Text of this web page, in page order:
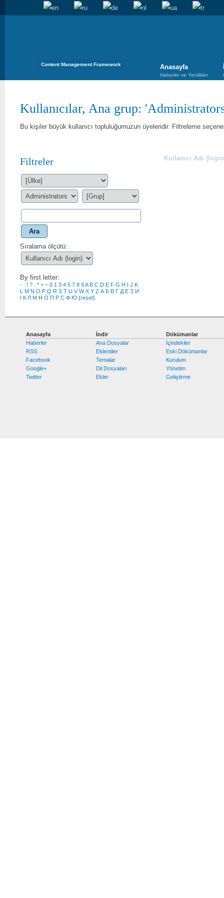
Content Management Framework Anasayfa
Haberler ve Yenilikler
Kullanıcılar, Ana grup: '
Bu kişiler büyük kullanıcı topluluğumuzun üyeleridir. Filtreleme
Filtreler
Ara
Sıralama ölçütü:
By first letter:
- : ! ? * + ~ 0 1 3 4 5 7 8 9A B C D E F G H J K
M N O P Q R S T U V W X Y Z А Б В Г Д Е З И
К Л М Н О П Р С Ф Ю (reset)
Kullanıcı Adı
Anasayfa
Haberler
RSS
Facebook
Google+
Twitter
İndir
Ana Dosyalar
Eklentiler
Temalar
Dil Dosyaları
Ekler
Dökümanlar
İçindekiler
Eski Dökümanlar
Kurulum
Yönetim
Geliştirme